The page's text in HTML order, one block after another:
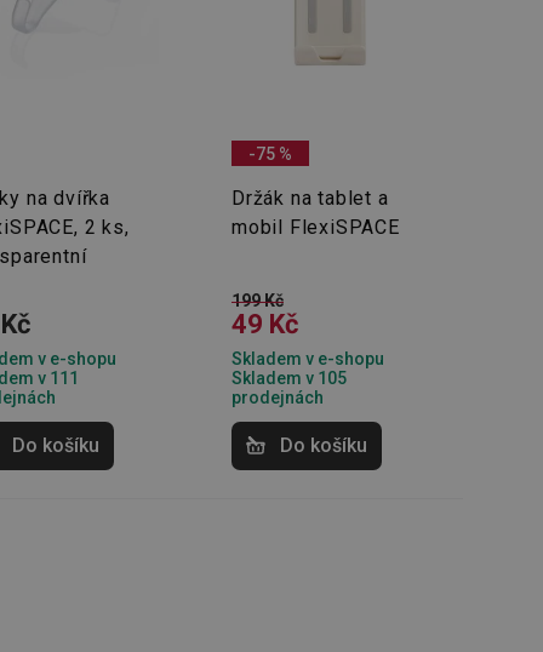
na dvířka
2 ks,
v e-shopu
v 111
Do košíku
-75 %
Držák na tablet a
mobil FlexiSPACE
199 Kč
49 Kč
Skladem v e-shopu
Skladem v 105
prodejnách
Do košíku
Používá
a zlepšila